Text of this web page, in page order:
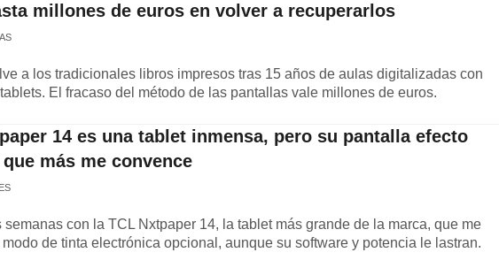
millones de euros en volver a recuperarlos
a los tradicionales libros impresos tras 15 años de aulas digitalizadas con
El fracaso del método de las pantallas vale millones de euros.
14 es una tablet inmensa, pero su pantalla efecto
más me convence
semanas con la TCL Nxtpaper 14, la tablet más grande de la marca, que me
de tinta electrónica opcional, aunque su software y potencia le lastran.